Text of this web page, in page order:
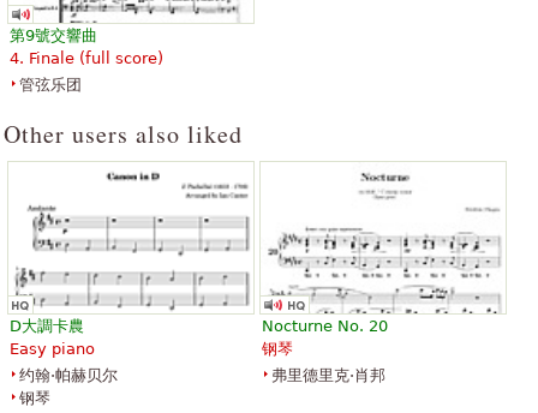
Original *..with Performance
Santorella Publications
Cello, Viola, Violin
Broadbent & Dunn
第9號交響曲
4. Finale (full score)
管弦乐团
Other users also liked
D大調卡農
Easy piano
约翰·帕赫贝尔
钢琴
Nocturne No. 20
钢琴
弗里德里克·肖邦